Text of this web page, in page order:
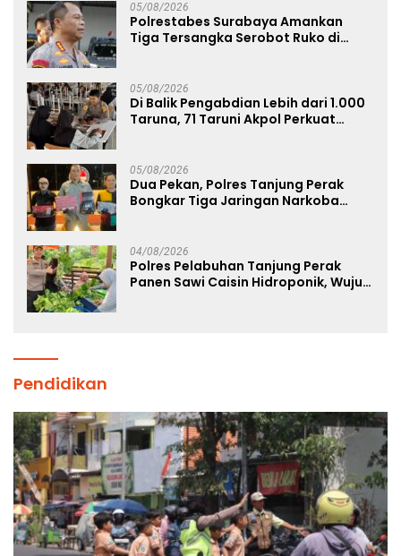
05/08/2026
Polrestabes Surabaya Amankan
Tiga Tersangka Serobot Ruko di
05/08/2026
Di Balik Pengabdian Lebih dari 1.000
Taruna, 71 Taruni Akpol Perkuat
05/08/2026
Dua Pekan, Polres Tanjung Perak
Bongkar Tiga Jaringan Narkoba
04/08/2026
Polres Pelabuhan Tanjung Perak
Panen Sawi Caisin Hidroponik, Wujud
Pendidikan